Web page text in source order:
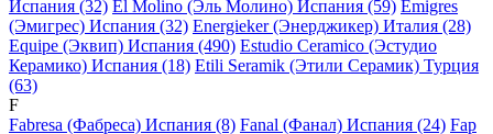
Испания (32) El Molino (Эль Молино) Испания (59) Emigres
(Эмигрес) Испания (32) Energieker (Энерджикер) Италия (28)
Equipe (Эквип) Испания (490) Estudio Ceramico (Эстудио
Керамико) Испания (18) Etili Seramik (Этили Серамик) Турция
(63)
F
Fabresa (Фабреса) Испания (8) Fanal (Фанал) Испания (24) Fap